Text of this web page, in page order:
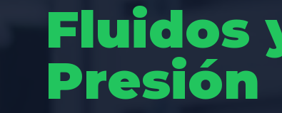
Fluidos
Presión